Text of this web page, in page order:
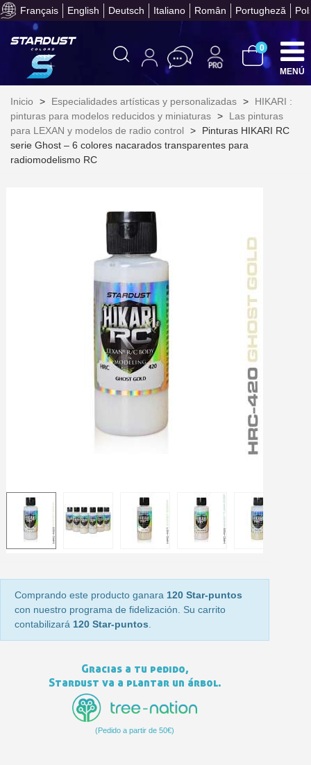
Français English Deutsch Italiano Român Portugheză
Devuelve los
Entrega en un
5 € de descuento
Cupón de 10 € por
Suscríbete al
Entrega en un
Paga en 4 plazos sin
Obtenga su presupuesto
Comparte tus
Gana puntos de
Devuelve los
5 € de descuento
0
MENÚ
Inicio > Especialidades artísticas y personalizadas >
HIKARI :
pinturas para modelos reducidos y miniaturas >
Las pinturas
para LEXAN y modelos de radio control
>
Pinturas HIKARI RC
serie Ghost – 6 colores nacarados transparentes para
radiomodelismo RC
Comprando este producto ganara 120 Star-puntos
con nuestro programa de fidelización. Su carrito
contabilizará 120 Star-puntos
Gracias a tu pedido,
Stardust va a plantar un árbol.
(Pedido a partir de 50€)